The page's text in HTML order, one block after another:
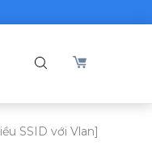
SSID với Vlan]